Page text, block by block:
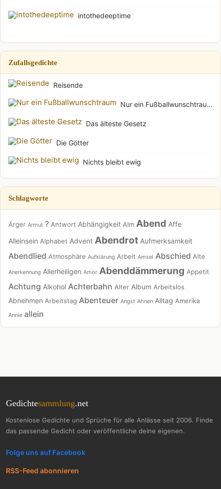
intothedeeptime
Zufallsgedichte
Reisende
Nur ein Fußballwunschtrau...
Das älteste Gesetz
Die Götter
Nichts bleibt ewig
Schlagworte
Ärger Armut ? Antwort Abhängigkeit Alm Abend Affe
Alleinsein Alphabet Advent Abendrot Aufmerksamkeit
Abendlied Atmosphäre Aufklärung Arbeit Amsel Abschied Alte
Anerkennung Allerheiligen Amor Abenddämmerung Appetit
Achtung Alkohol Achterbahn Alter Album Arbeitslos
Abnehmen Arbeitstag Abenteuer Angst Ahnen Alltag Amerika
Annie allein
Gedichtesammlung.net
Kostenlose Gedichte und Sprüche für alle Anlässe seit 2006. Finde
das passende Gedicht oder veröffentliche deine eigenen.
Folge uns auf Facebook
RSS-Feed abonnieren